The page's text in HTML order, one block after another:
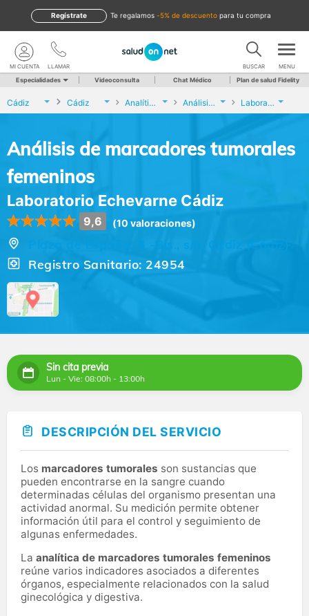
te regalamos -5% de descuento para tu compra
Regístrate
LLAMAR
MI CUENTA BUSCAR MENU
Especialidades Videoconsulta Chat Médico Plan de salud Fidelity
Cádiz Cádiz Analíticas y Genética Análisis de marcadores tumorales femeninos Laboratorio Echevarne Cádiz
Análisis de marcadores tumorales
femeninos
Laboratorio Echevarne Cádiz
9,6 (10 valoraciones)
Plaza de España, 3 -Bjs., s/n, Cádiz (Cádiz)
Registro Sanitario: 24954
Sin cita previa
Lun - Vie: 08:00h - 13:00h
DESCRIPCIÓN DEL SERVICIO
Los marcadores tumorales son sustancias que
pueden encontrarse en la sangre cuando
determinadas células del organismo presentan una
actividad anormal. Su medición permite obtener
información útil para el control y seguimiento de
algunas enfermedades.
La analítica de marcadores tumorales femeninos
reúne varios indicadores asociados a diferentes
órganos, especialmente relacionados con la salud
ginecológica y digestiva.